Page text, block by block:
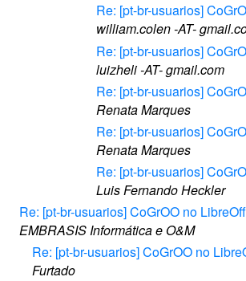
Re: [pt-br-usuarios]
william.colen -AT-
Re: [pt-br-usuarios]
luizheli -AT- gmail.com
Re: [pt-br-usuarios]
Renata Marques
Re: [pt-br-usuarios]
Renata Marques
Re: [pt-br-usuarios]
Luis Fernando Heckler
Re: [pt-br-usuarios] CoGrOO no
EMBRASIS Informática e O&M
Re: [pt-br-usuarios] CoGrOO no
Furtado